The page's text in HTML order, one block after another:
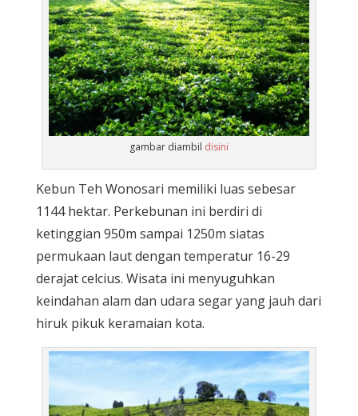
gambar diambil disini
Kebun Teh Wonosari memiliki luas sebesar
1144 hektar. Perkebunan ini berdiri di
ketinggian 950m sampai 1250m siatas
permukaan laut dengan temperatur 16-29
derajat celcius. Wisata ini menyuguhkan
keindahan alam dan udara segar yang jauh dari
hiruk pikuk keramaian kota.